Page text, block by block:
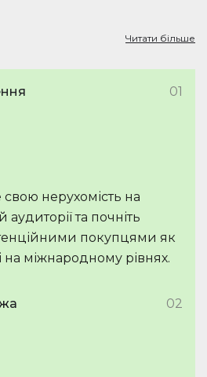
Читати більше
01
нерухомість на
та почніть
покупцями як
на міжнародному рівнях.
02